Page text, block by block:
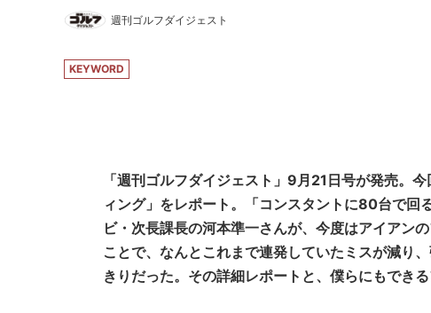
週刊ゴルフダイジェスト
KEYWORD
「週刊ゴルフダイジェスト」9月21日号が発売。
ィング」をレポート。「コンスタントに80台で回
ビ・次長課長の河本準一さんが、今度はアイアン
ことで、なんとこれまで連発していたミスが減り
きりだった。その詳細レポートと、僕らにもでき